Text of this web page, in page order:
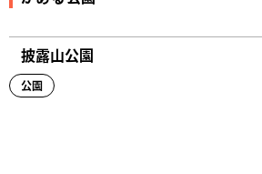
披露山公園
公園